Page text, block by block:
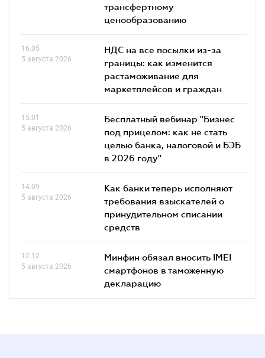
трансфертному
ценообразованию
16.05
5 августа 2026
НДС на все посылки из-за
границы: как изменится
растаможивание для
маркетплейсов и граждан
15.01
5 августа 2026
Бесплатный вебинар "Бизнес
под прицелом: как не стать
целью банка, налоговой и БЭБ
в 2026 году"
14.09
5 августа 2026
Как банки теперь исполняют
требования взыскателей о
принудительном списании
средств
12.12
5 августа 2026
Минфин обязал вносить IMEI
смартфонов в таможенную
декларацию